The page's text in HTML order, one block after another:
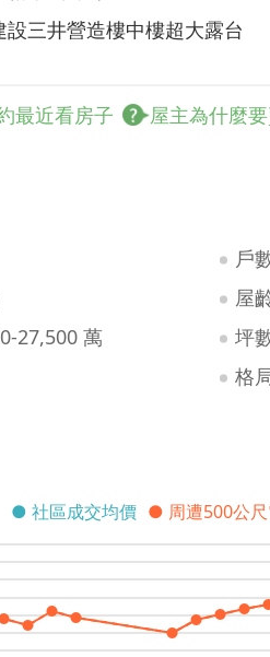
設三井營造樓中樓超大露台
最近看房子 屋主為什麼
27,500 萬
戶
屋
坪
格
● 周遭500公
● 社區成交均價